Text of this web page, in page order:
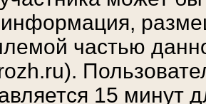
частью
15 минут